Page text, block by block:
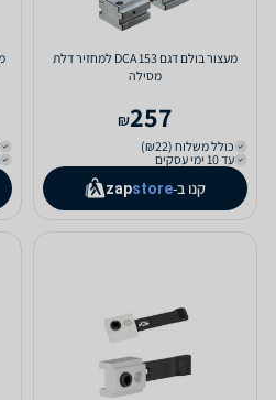
מעצור בולם דגם DCA 153 למחזיר דלת
מסילה
257
₪
כולל משלוח (₪22)
עד 10 ימי עסקים
קנו ב- zapstore